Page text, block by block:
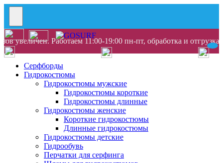
увеличен. Работаем 11:00-19:00 пн-пт, обработка и
Серфборды
Гидрокостюмы
Гидрокостюмы мужские
Гидрокостюмы короткие
Гидрокостюмы длинные
Гидрокостюмы женские
Короткие гидрокостюмы
Длинные гидрокостюмы
Гидрокостюмы детские
Гидрообувь
Перчатки для серфинга